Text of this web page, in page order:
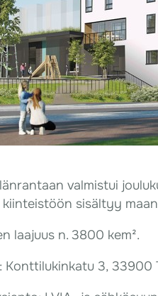
valmistui
kiinteistöön sisältyy
laajuus n. 3800 kem².
Konttilukinkatu 3, 33900